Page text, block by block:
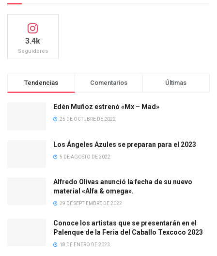
3.4k
Seguidores
Tendencias Comentarios Últimas
Edén Muñoz estrenó «Mx – Mad»
25 DE OCTUBRE DE 2022
Los Ángeles Azules se preparan para el 2023
5 DE AGOSTO DE 2022
Alfredo Olivas anunció la fecha de su nuevo
material «Alfa & omega».
29 DE SEPTIEMBRE DE 2022
Conoce los artistas que se presentarán en el
Palenque de la Feria del Caballo Texcoco 2023
18 DE ENERO DE 2023